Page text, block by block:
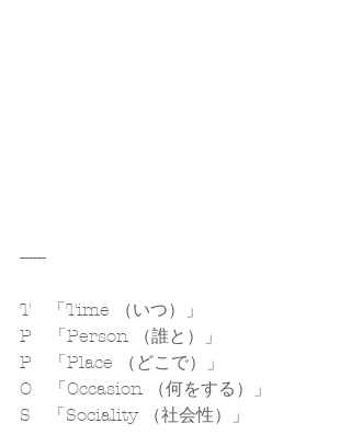
------
T　「Time （いつ）」
P　「Person （誰と）」
P　「Place （どこで）」
O　「Occasion （何をする）」
S　「Sociality （社会性）」